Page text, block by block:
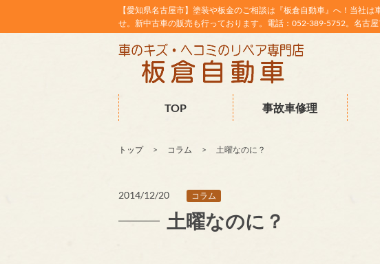
【愛知県名古屋市】塗装や板金のご相談は『板倉自動車』へ！当社
せ。新中古車の販売も行っております。電話：052-389-5752。名古
TOP 事故車修理
トップ コラム 土曜なのに？
2014/12/20 コラム
土曜なのに？